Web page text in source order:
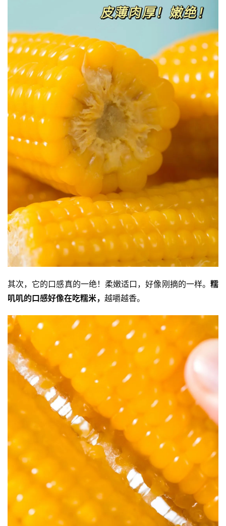
其次，它的口感真的一绝！柔嫩适口，好像刚摘的一样。 糯
叽叽的口感好像在吃糯米， 越嚼越香。